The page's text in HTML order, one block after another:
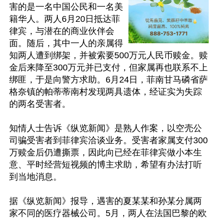
害的是一名中国公民和一名美
籍华人。两人6月20日抵达菲
律宾，与潜在的商业伙伴会
面。随后，其中一人的亲属得
知两人遭到绑架，并被索要500万元人民币赎金。赎
金后来降至300万元并已支付，但家属再也联系不上
绑匪，于是向警方求助。6月24日，菲南甘马磷省萨
格奈镇的帕蒂蒂南村发现两具遗体，经证实为失踪
的两名受害者。
知情人士告诉《纵览新闻》是熟人作案，以空壳公
司骗受害者到菲律宾洽谈业务。受害者家属支付300
万赎金后仍遭撕票，因此向已经在菲律宾做小本生
意、平时经营短视频的博主求助，希望有办法打听
到当地消息。
据《纵览新闻》报导，遇害的夏某某和孙某分属两
家不同的医疗器械公司。5月，两人在法国巴黎的欧